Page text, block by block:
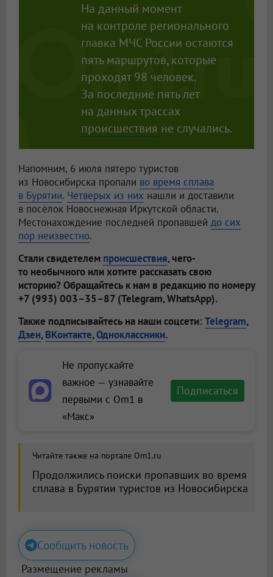
На данный момент
на контроле регионального
главка МЧС России остаются
пять маршрутов, которые
проходят 98 человек.
За последние пять лет
на данных трассах
происшествия не случались.
Напомним, 6 июля пятеро туристов
из Новосибирска пропали во время сплава
в Бурятии. Четверых из них нашли и доставили
в посёлок Новоснежная Иркутской области.
Местонахождение последней пропавшей до сих
пор неизвестно.
Стали свидетелем происшествия, чего-
то необычного или хотите рассказать свою
историю? Обращайтесь к нам в редакцию по номеру
+7 (993) 003–35–87 (Telegram, WhatsApp).
Также подписывайтесь на наши соцсети: Telegram,
Дзен,ВКонтакте,Одноклассники.
Не пропускайте
важное — узнавайте
первыми с Om1 в
«Макс»
Подписаться
Читайте также на портале Om1.ru
Продолжились поиски пропавших во время
сплава в Бурятии туристов из Новосибирска
Сообщить новость
Размещение рекламы